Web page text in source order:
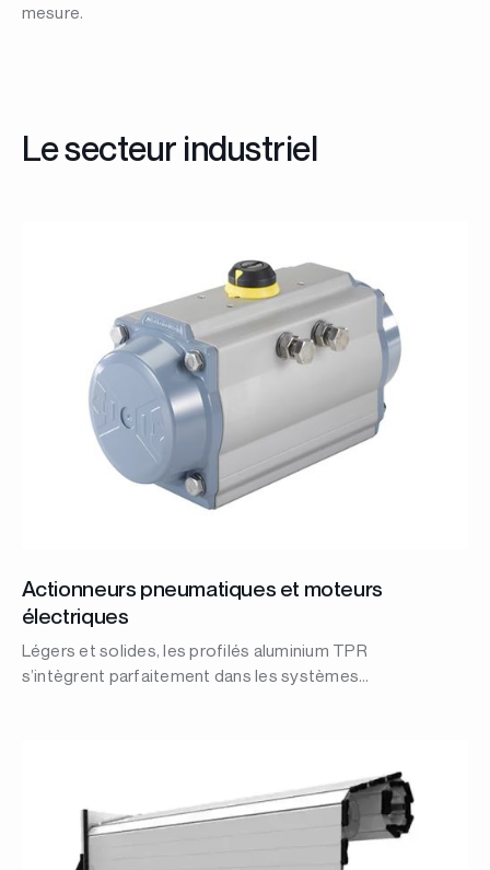
mesure.
Le secteur industriel
Actionneurs pneumatiques et moteurs
électriques
Légers et solides, les profilés aluminium TPR
s’intègrent parfaitement dans les systèmes